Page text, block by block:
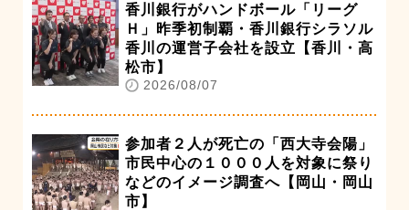
香川銀行がハンドボール「リーグ
Ｈ」昨季初制覇・香川銀行シラソル
香川の運営子会社を設立【香川・高
松市】
2026/08/07
参加者２人が死亡の「西大寺会陽」
市民中心の１０００人を対象に祭り
などのイメージ調査へ【岡山・岡山
市】